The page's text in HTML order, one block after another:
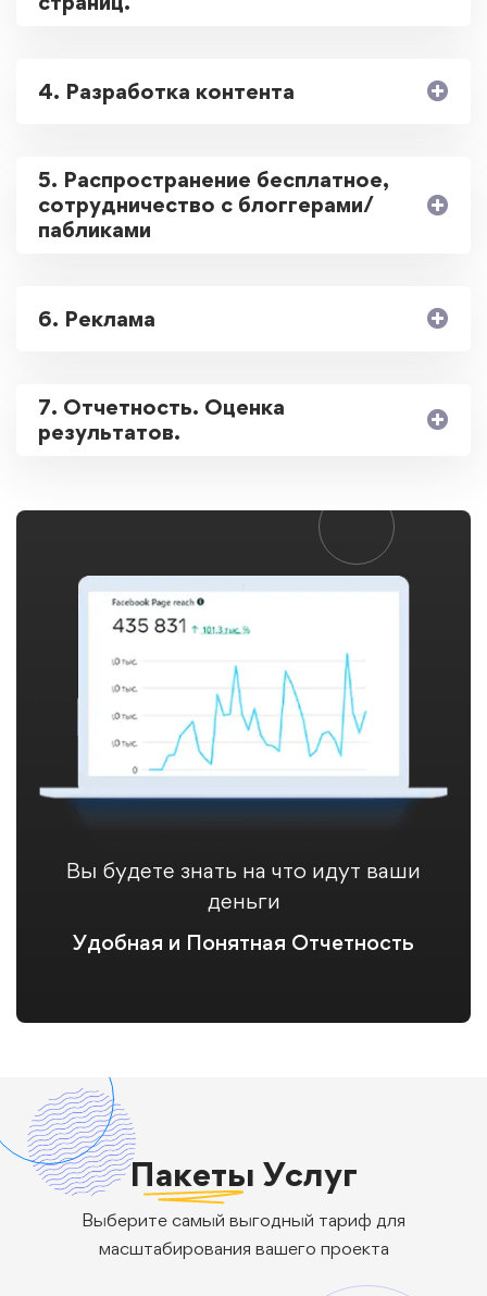
4. Разработка контента
5. Распространение бесплатное,
сотрудничество с блоггерами/
пабликами
6. Реклама
7. Отчетность. Оценка
результатов.
Вы будете знать на что идут ваши
деньги
Удобная и Понятная Отчетность
Пакеты Услуг
Выберите самый выгодный тариф для
масштабирования вашего проекта